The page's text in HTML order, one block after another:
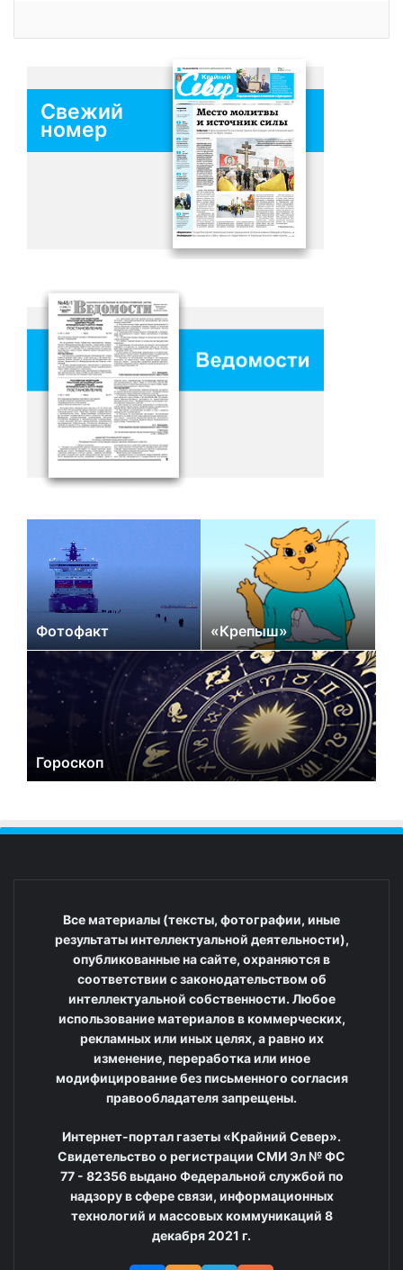
Свежий
номер
Фотофакт «Крепыш»
Гороскоп
Все материалы (тексты, фотографии, иные
результаты интеллектуальной деятельности),
опубликованные на сайте, охраняются в
соответствии с законодательством об
интеллектуальной собственности. Любое
использование материалов в коммерческих,
рекламных или иных целях, а равно их
изменение, переработка или иное
модифицирование без письменного согласия
правообладателя запрещены.
Интернет-портал газеты «Крайний Север».
Свидетельство о регистрации СМИ Эл № ФС
77 - 82356 выдано Федеральной службой по
надзору в сфере связи, информационных
технологий и массовых коммуникаций 8
декабря 2021 г.